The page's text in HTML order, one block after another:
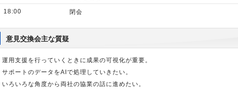
18:00 閉会
意見交換会主な質疑
運用支援を行っていくときに成果の可視化が重要。
サポートのデータをAIで処理していきたい。
いろいろな角度から両社の協業の話に進めたい。